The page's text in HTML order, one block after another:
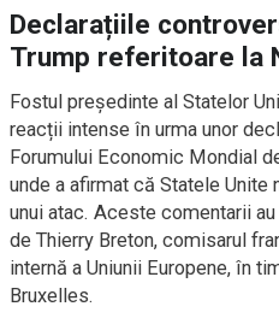
Declarațiile
Trump referitoare la
Fostul președinte al Statelor
reacții intense în urma unor
Forumului Economic Mondial
unde a afirmat că Statele Unite
unui atac. Aceste comentarii
de Thierry Breton, comisarul
internă a Uniunii Europene, în
Bruxelles.